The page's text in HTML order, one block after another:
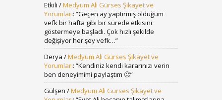
Etkili /Medyum Ali Gürses Şikayet ve
Yorumları: “Geçen ay yaptırmış olduğum
vefk bir hafta gibi bir sürede etkisini
göstermeye başladı. Çok hızlı şekilde
değişiyor her şey vefk…”
Derya /Medyum Ali Gürses Şikayet ve
Yorumları: “Kendiniz kendi kararınızı verin
ben deneyimimi paylaştım 🙂”
Gülşen /Medyum Ali Gürses Şikayet ve